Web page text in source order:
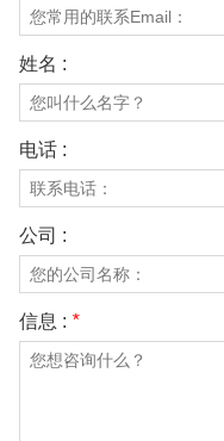
姓名 :
电话 :
公司 :
信息 : *